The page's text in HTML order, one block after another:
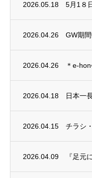
2026.05.18 5月1８
2026.04.26 GW期
2026.04.26 ＊e-
2026.04.18
2026.04.15 チラシ
2026.04.09